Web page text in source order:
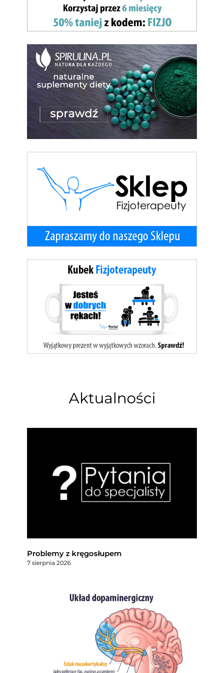
Aktualności
Problemy z kręgosłupem
7 sierpnia 2026